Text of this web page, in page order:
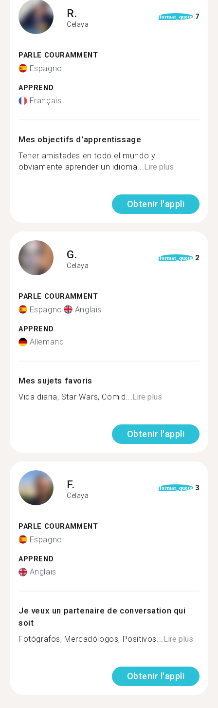
R.
Celaya
format_quote 7
PARLE COURAMMENT
Espagnol
APPREND
Français
Mes objectifs d'apprentissage
Tener amistades en todo el mundo y
obviamente aprender un idioma...Lire plus
Obtenir l'appli
G.
Celaya
format_quote 2
PARLE COURAMMENT
Espagnol Anglais
APPREND
Allemand
Mes sujets favoris
Vida diaria, Star Wars, Comid...Lire plus
Obtenir l'appli
F.
Celaya
format_quote 3
PARLE COURAMMENT
Espagnol
APPREND
Anglais
Je veux un partenaire de conversation qui
soit
Fotógrafos, Mercadólogos, Positivos...Lire plus
Obtenir l'appli